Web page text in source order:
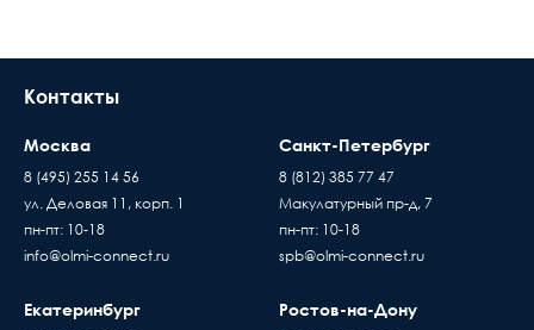
Контакты
Москва
8 (495) 255 14 56
ул. Деловая 11, корп. 1
пн-пт: 10-18
info@olmi-connect.ru
Санкт-Петербург
8 (812) 385 77 47
Макулатурный пр-д, 7
пн-пт: 10-18
spb@olmi-connect.ru
Екатеринбург Ростов-на-Дону